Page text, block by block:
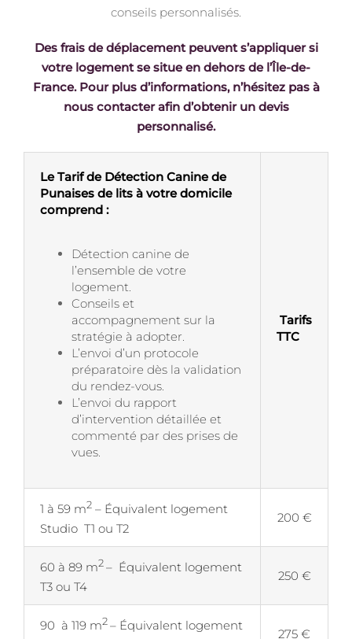
conseils personnalisés.
Des frais de déplacement peuvent s’appliquer si
votre logement se situe en dehors de l’Île-de-
France. Pour plus d’informations, n’hésitez pas à
nous contacter afin d’obtenir un devis
personnalisé.
Le Tarif de Détection Canine de
Punaises de lits à votre domicile
comprend :
Détection canine de
l’ensemble de votre
logement.
Conseils et
accompagnement sur la
stratégie à adopter.
L’envoi d’un protocole
préparatoire dès la validation
du rendez-vous.
L’envoi du rapport
d’intervention détaillée et
commenté par des prises de
vues.
Tarifs
TTC
1 à 59 m2 – Équivalent logement
Studio T1 ou T2
200 €
60 à 89 m2 – Équivalent logement
T3 ou T4
250 €
90 à 119 m2 – Équivalent logement
275 €